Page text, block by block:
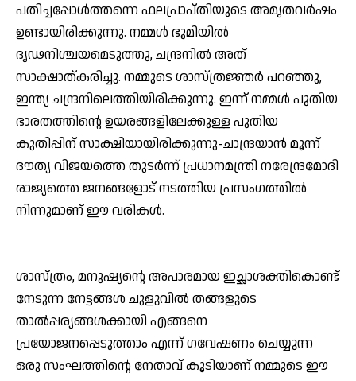
പതിച്ചപ്പോള്‍ത്തന്നെ ഫലപ്രാപ്തിയുടെ അമൃതവര്‍ഷം
ഉണ്ടായിരിക്കുന്നു. നമ്മള്‍ ഭൂമിയില്‍
ദൃഢനിശ്ചയമെടുത്തു, ചന്ദ്രനില്‍ അത്
സാക്ഷാത്കരിച്ചു. നമ്മുടെ ശാസ്ത്രജ്ഞര്‍ പറഞ്ഞു,
ഇന്ത്യ ചന്ദ്രനിലെത്തിയിരിക്കുന്നു. ഇന്ന് നമ്മള്‍ പുതിയ
ഭാരതത്തിന്റെ ഉയരങ്ങളിലേക്കുള്ള പുതിയ
കുതിപ്പിന് സാക്ഷിയായിരിക്കുന്നു-ചാന്ദ്രയാന്‍ മൂന്ന്
ദൗത്യ വിജയത്തെ തുടര്‍ന്ന് പ്രധാനമന്ത്രി നരേന്ദ്രമോദി
രാജ്യത്തെ ജനങ്ങളോട് നടത്തിയ പ്രസംഗത്തില്‍
നിന്നുമാണ് ഈ വരികള്‍.
ശാസ്ത്രം, മനുഷ്യന്റെ അപാരമായ ഇച്ഛാശക്തികൊണ്ട്
നേടുന്ന നേട്ടങ്ങള്‍ ചുളുവില്‍ തങ്ങളുടെ
താല്‍പ്പര്യങ്ങള്‍ക്കായി എങ്ങനെ
പ്രയോജനപ്പെടുത്താം എന്ന് ഗവേഷണം ചെയ്യുന്ന
ഒരു സംഘത്തിന്റെ നേതാവ് കൂടിയാണ് നമ്മുടെ ഈ